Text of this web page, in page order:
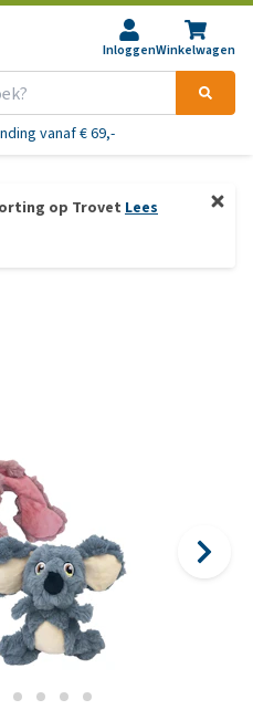
InloggenWinkelwagen
vanaf € 69,-
op Trovet Lees